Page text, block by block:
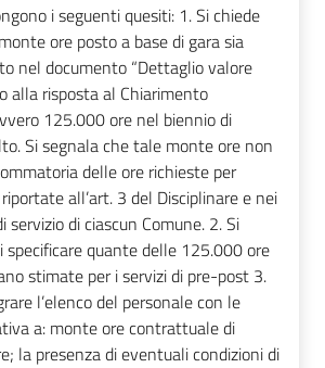
i seguenti quesiti: 1. Si chiede
ore posto a base di gara sia
nel documento “Dettaglio valore
alla risposta al Chiarimento
125.000 ore nel biennio di
Si segnala che tale monte ore non
delle ore richieste per
all’art. 3 del Disciplinare e nei
servizio di ciascun Comune. 2. Si
specificare quante delle 125.000 ore
stimate per i servizi di pre-post 3.
l’elenco del personale con le
a: monte ore contrattuale di
la presenza di eventuali condizioni di